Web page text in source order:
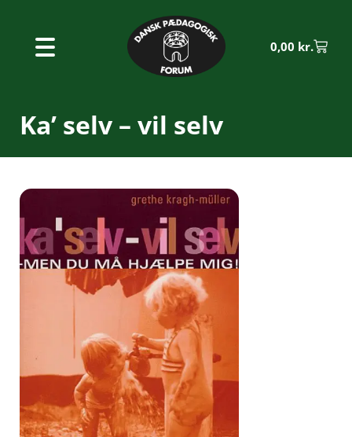
0,00 kr.
Ka’ selv – vil selv